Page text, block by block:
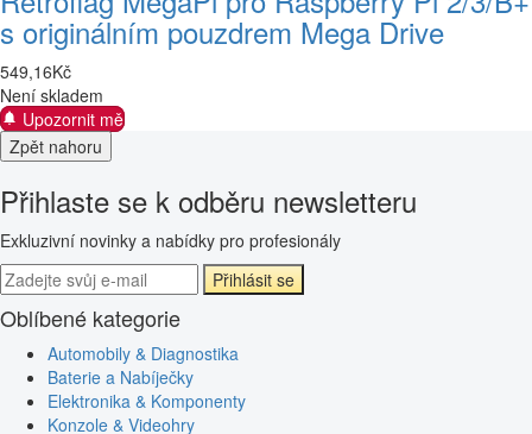
s originálním pouzdrem Mega Drive
549,16Kč
Není skladem
Upozornit mě
Zpět nahoru
Přihlaste se k odběru newsletteru
Exkluzivní novinky a nabídky pro profesionály
Přihlásit se
Oblíbené kategorie
Automobily & Diagnostika
Baterie a Nabíječky
Elektronika & Komponenty
Konzole & Videohry